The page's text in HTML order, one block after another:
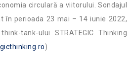
circulară a viitorului. Sondajul
în perioada 23 mai – 14 iunie 2022,
tank-ului STRATEGIC Thinking
)